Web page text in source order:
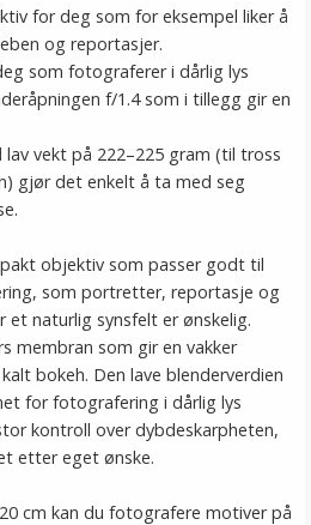
for deg som for eksempel liker å
og reportasjer.
som fotograferer i dårlig lys
f/1.4 som i tillegg gir en
vekt på 222–225 gram (til tross
gjør det enkelt å ta med seg
objektiv som passer godt til
som portretter, reportasje og
naturlig synsfelt er ønskelig.
membran som gir en vakker
bokeh. Den lave blenderverdien
for fotografering i dårlig lys
kontroll over dybdeskarpheten,
etter eget ønske.
cm kan du fotografere motiver på